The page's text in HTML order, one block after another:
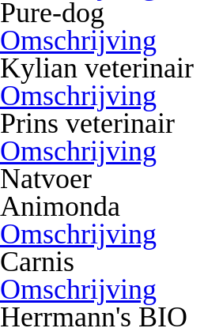
Pure-dog
Omschrijving
Kylian veterinair
Omschrijving
Prins veterinair
Omschrijving
Natvoer
Animonda
Omschrijving
Carnis
Omschrijving
Herrmann's BIO